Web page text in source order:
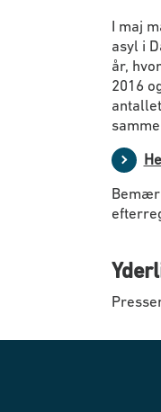
I maj
asyl i
år,
2016